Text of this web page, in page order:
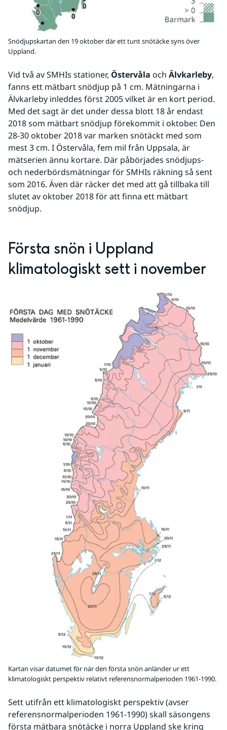
Snödjupskartan den 19 oktober där ett tunt snötäcke syns över
Uppland.
Vid två av SMHIs stationer, Östervåla och Älvkarleby,
fanns ett mätbart snödjup på 1 cm. Mätningarna i
Älvkarleby inleddes först 2005 vilket är en kort period.
Med det sagt är det under dessa blott 18 år endast
2018 som mätbart snödjup förekommit i oktober. Den
28-30 oktober 2018 var marken snötäckt med som
mest 3 cm. I Östervåla, fem mil från Uppsala, är
mätserien ännu kortare. Där påbörjades snödjups-
och nederbördsmätningar för SMHIs räkning så sent
som 2016. Även där räcker det med att gå tillbaka till
slutet av oktober 2018 för att finna ett mätbart
snödjup.
Första snön i Uppland
klimatologiskt sett i november
Kartan visar datumet för när den första snön anländer ur ett
klimatologiskt perspektiv relativt referensnormalperioden 1961-1990.
Sett utifrån ett klimatologiskt perspektiv (avser
referensnormalperioden 1961-1990) skall säsongens
första mätbara snötäcke i norra Uppland ske kring